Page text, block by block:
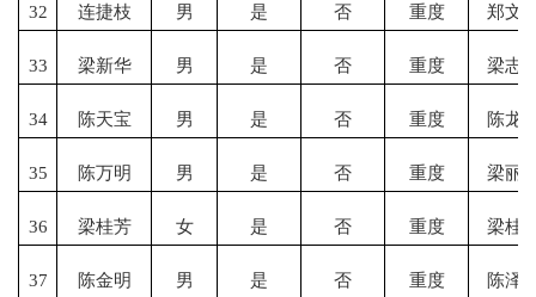
32 连捷枝 男 是 否 重度 郑文
33 梁新华 男 是 否 重度 梁志
34 陈天宝 男 是 否 重度 陈龙
35 陈万明 男 是 否 重度 梁丽
36 梁桂芳 女 是 否 重度 梁桂
37 陈金明 男 是 否 重度 陈泽